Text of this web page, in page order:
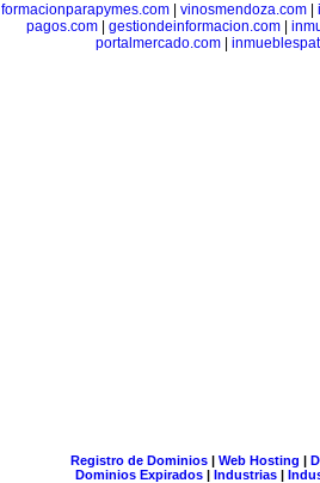
formacionparapymes.com| vinosmendoza.com|
pagos.com| gestiondeinformacion.com|
portalmercado.com
Registro de Dominios| Web Hosting |
Dominios Expirados | Industrias |